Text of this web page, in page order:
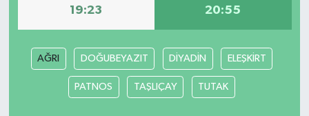
19:23 20:55
AĞRI DOĞUBEYAZIT DİYADİN ELEŞKİRT
PATNOS TAŞLIÇAY TUTAK